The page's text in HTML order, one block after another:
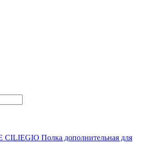
Полка дополнительная для